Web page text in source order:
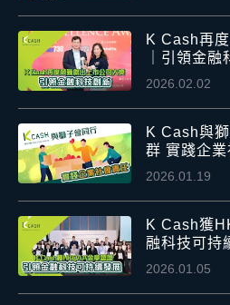
K Cash再
｜引領金融
2026.02.02
K Cash與
群 實踐企
2026.01.19
K Cash獲
融科技可持
2026.01.05